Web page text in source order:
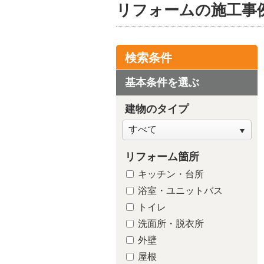
リフォームの施工事
検索条件
基本条件を選ぶ
建物のタイプ
リフォーム箇所
キッチン・台所
浴室・ユニットバス
トイレ
洗面所・脱衣所
外壁
屋根